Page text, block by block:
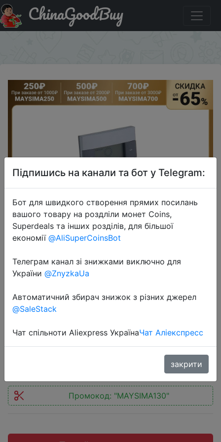
Промокод на знижку MAYSIMA130 Метеостанция
LuazON, LB-01 часы-будильник LED подсветка серые
ChinaGoodBuy
2022-05-04
Метеостанция LuazON, LB-01
часы-будильник LED подсветка
Промокод: "MAYSIMA130"
Підпишись на канали та бот у Telegram:
Бот для швидкого створення прямих посилань
вашого товару на роздліли монет Coins,
Superdeals та інших розділів, для більшої
економії @AliSuperCoinsBot
Телеграм канал зі знижками виключно для
України @ZnyzkaUa
Автоматичний збирач знижок з різних джерел
@SaleStack
Чат спільноти Aliexpress УкраїнаЧат Аліекспресс
закрити